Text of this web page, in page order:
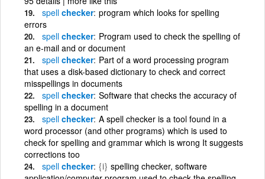
spell checker program which looks for spelling
errors
spell checker Program used to check the spelling of
an e-mail and or document
spell checker Part of a word processing program
that uses a disk-based dictionary to check and correct
misspellings in documents
spell checker Software that checks the accuracy of
spelling in a document
spell checker A spell checker is a tool found in a
word processor (and other programs) which is used to
check for spelling and grammar which is wrong It suggests
corrections too
spell checker {i} spelling checker, software